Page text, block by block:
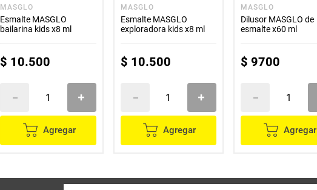
MASGLO
Esmalte MASGLO
bailarina kids x8 ml
$ 10.500
Agregar
MASGLO
Esmalte MASGLO
exploradora kids x8 ml
$ 10.500
Agregar
MASGLO
Dilusor MASGLO de
esmalte x60 ml
$ 9700
Agregar